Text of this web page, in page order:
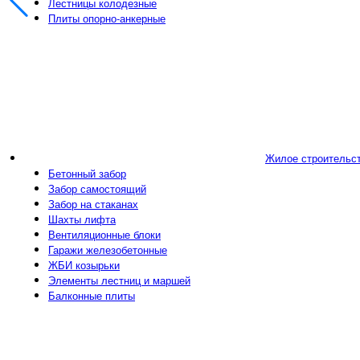
Плиты опорно-анкерные
Жилое
Бетонный забор
Забор самостоящий
Забор на стаканах
Шахты лифта
Вентиляционные блоки
Гаражи железобетонные
ЖБИ козырьки
Элементы лестниц и маршей
Балконные плиты